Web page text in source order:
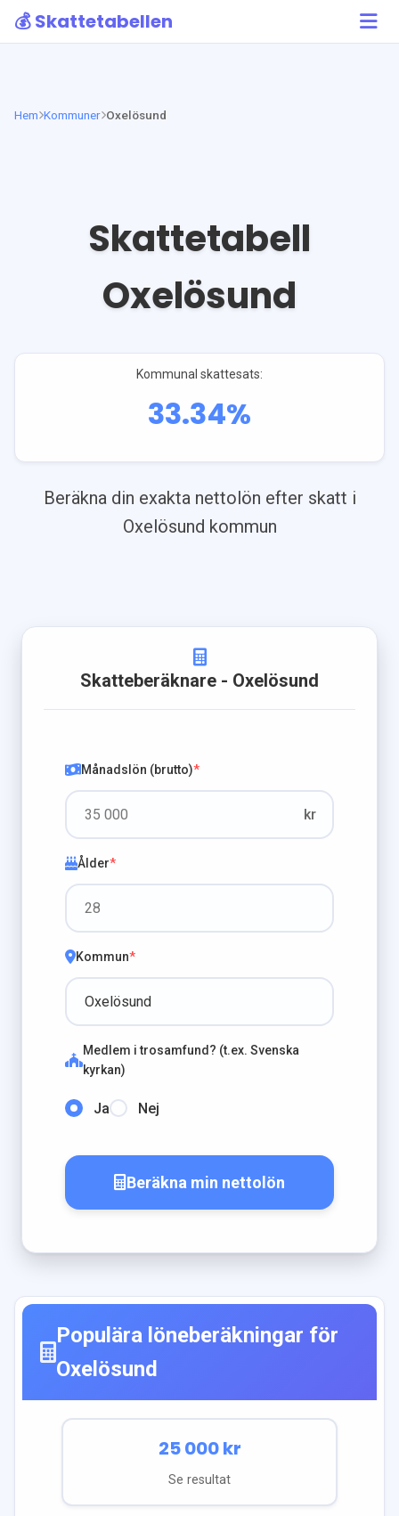
💰 Skattetabellen
Hem Kommuner Oxelösund
Skattetabell
Oxelösund
Kommunal skattesats:
33.34%
Beräkna din exakta nettolön efter skatt i
Oxelösund kommun
Skatteberäknare - Oxelösund
Månadslön (brutto)*
kr
Ålder*
Kommun*
Medlem i trosamfund? (t.ex. Svenska
kyrkan)
Ja Nej
Beräkna min nettolön
Populära löneberäkningar för
Oxelösund
25 000kr
Se resultat